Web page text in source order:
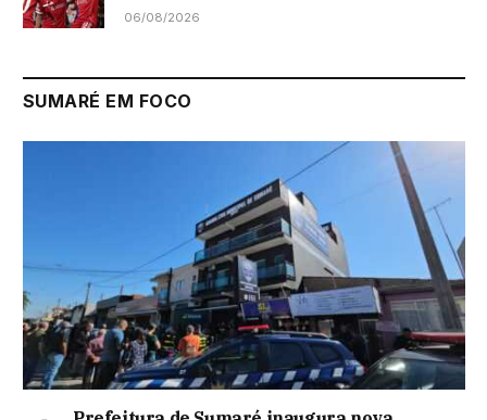
06/08/2026
SUMARÉ EM FOCO